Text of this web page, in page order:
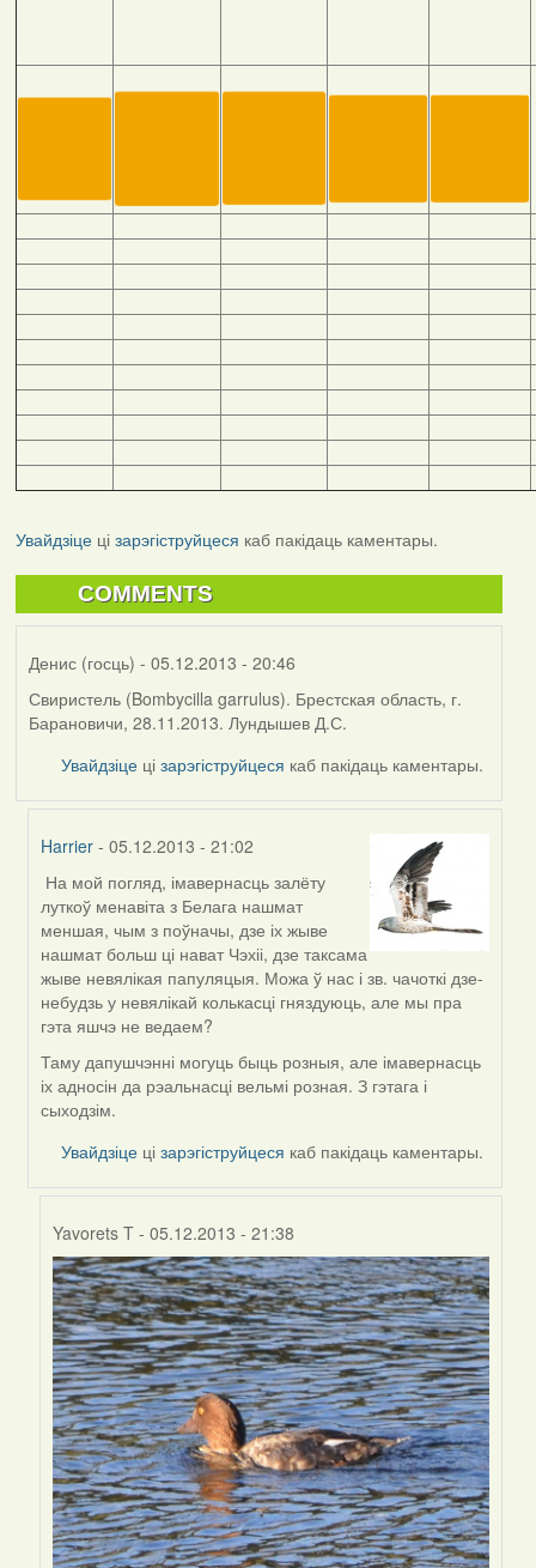
Увайдзіцеці зарэгіструйцеся каб пакідаць каментары.
COMMENTS
Денис (госць) - 05.12.2013 - 20:46
Свиристель (Bombycilla garrulus). Брестская область, г.
Барановичи, 28.11.2013. Лундышев Д.С.
Увайдзіце цізарэгіструйцеся каб пакідаць каментары.
Harrier - 05.12.2013 - 21:02
In
reply
to
by
Денис
(госць)
На мой погляд, імавернасць залёту
луткоў менавіта з Белага нашмат
меншая, чым з поўначы, дзе іх жыве
нашмат больш ці нават Чэхіі, дзе таксама
жыве невялікая папуляцыя. Можа ў нас і зв. чачоткі дзе-
небудзь у невялікай колькасці гняздуюць, але мы пра
гэта яшчэ не ведаем?
Таму дапушчэнні могуць быць розныя, але імавернасць
іх адносін да рэальнасці вельмі розная. З гэтага і
сыходзім.
Увайдзіце цізарэгіструйцеся каб пакідаць каментары.
Yavorets T - 05.12.2013 - 21:38
In
reply
to
by
Harrier